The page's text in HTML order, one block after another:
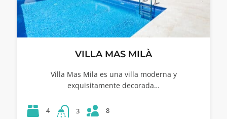
VILLA MAS MILÀ
Villa Mas Mila es una villa moderna y
exquisitamente decorada…
4 3 8